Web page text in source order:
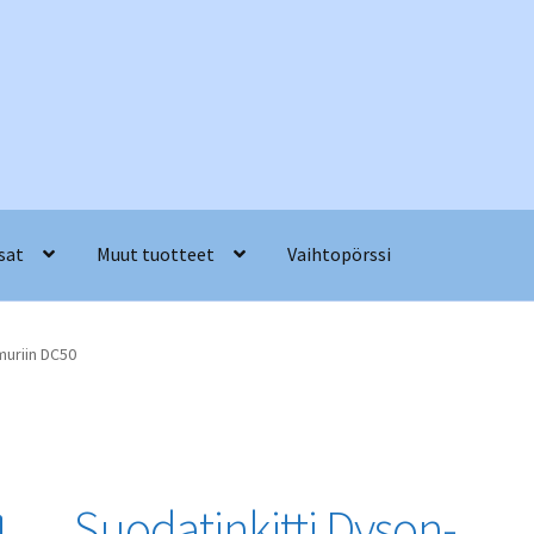
Muut tuotteet Vaihtopörssi
DC50